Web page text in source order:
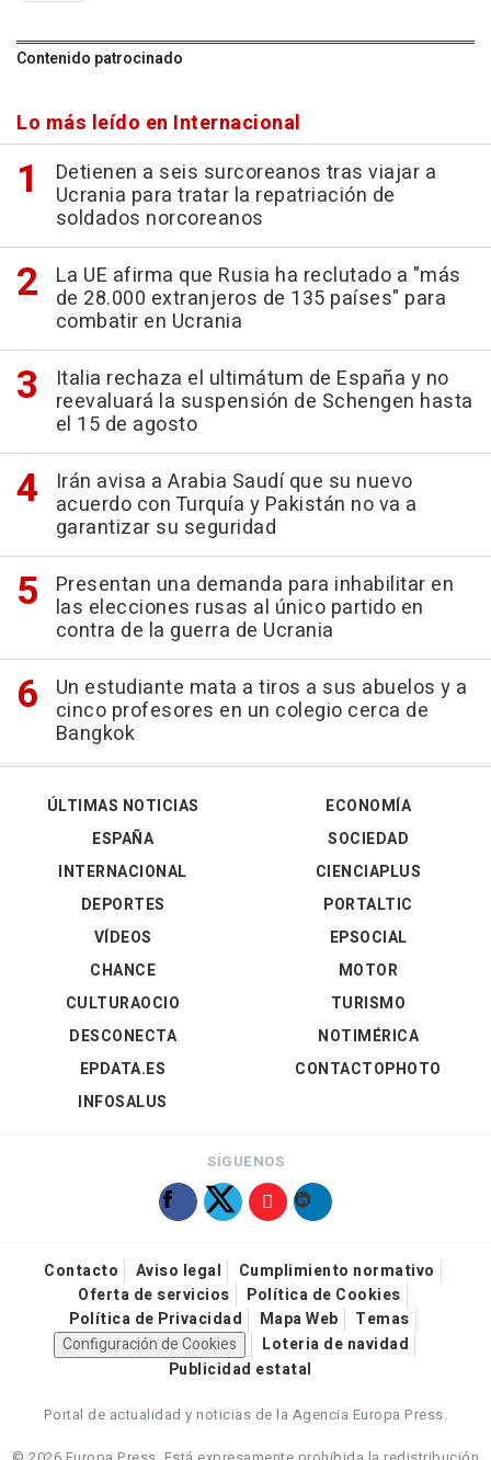
Contenido patrocinado
Lo más leído en Internacional
Detienen a seis surcoreanos tras viajar a
Ucrania para tratar la repatriación de
soldados norcoreanos
La UE afirma que Rusia ha reclutado a "más
de 28.000 extranjeros de 135 países" para
combatir en Ucrania
Italia rechaza el ultimátum de España y no
reevaluará la suspensión de Schengen hasta
el 15 de agosto
Irán avisa a Arabia Saudí que su nuevo
acuerdo con Turquía y Pakistán no va a
garantizar su seguridad
Presentan una demanda para inhabilitar en
las elecciones rusas al único partido en
contra de la guerra de Ucrania
Un estudiante mata a tiros a sus abuelos y a
cinco profesores en un colegio cerca de
Bangkok
ÚLTIMAS NOTICIAS
ESPAÑA
INTERNACIONAL
DEPORTES
VÍDEOS
ECONOMÍA
SOCIEDAD
CIENCIAPLUS
PORTALTIC
EPSOCIAL
CHANCE
CULTURAOCIO
DESCONECTA
EPDATA.ES
INFOSALUS
MOTOR
TURISMO
NOTIMÉRICA
CONTACTOPHOTO
SÍGUENOS
Contacto Aviso legal
Cumplimiento normativo
Oferta de servicios
Política de Cookies
Política de Privacidad
Mapa Web
Temas
Configuración de Cookies
Loteria de navidad
Publicidad estatal
Portal de actualidad y noticias de la Agencia Europa Press.